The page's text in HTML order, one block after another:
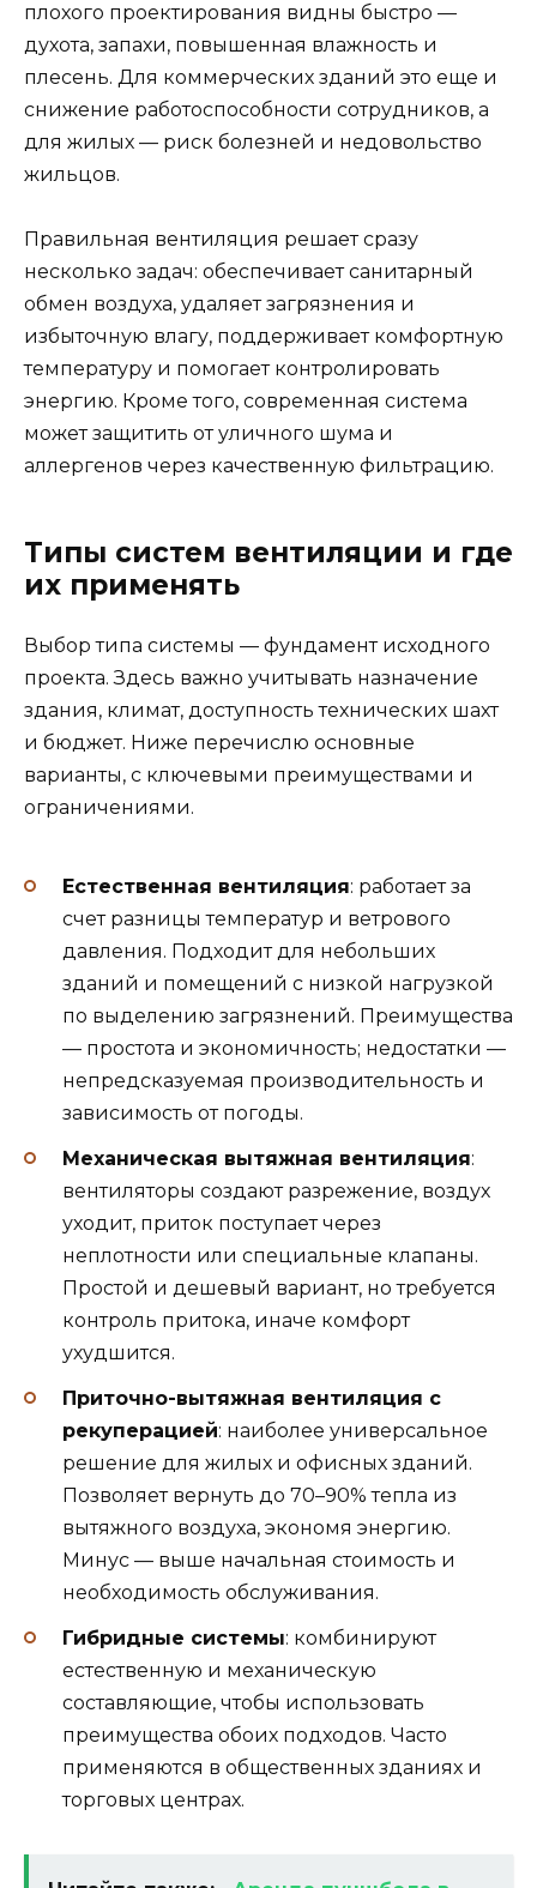
плохого проектирования видны быстро —
духота, запахи, повышенная влажность и
плесень. Для коммерческих зданий это еще и
снижение работоспособности сотрудников, а
для жилых — риск болезней и недовольство
жильцов.
Правильная вентиляция решает сразу
несколько задач: обеспечивает санитарный
обмен воздуха, удаляет загрязнения и
избыточную влагу, поддерживает комфортную
температуру и помогает контролировать
энергию. Кроме того, современная система
может защитить от уличного шума и
аллергенов через качественную фильтрацию.
Типы систем вентиляции и где
их применять
Выбор типа системы — фундамент исходного
проекта. Здесь важно учитывать назначение
здания, климат, доступность технических шахт
и бюджет. Ниже перечислю основные
варианты, с ключевыми преимуществами и
ограничениями.
Естественная вентиляция: работает за
счет разницы температур и ветрового
давления. Подходит для небольших
зданий и помещений с низкой нагрузкой
по выделению загрязнений. Преимущества
— простота и экономичность; недостатки —
непредсказуемая производительность и
зависимость от погоды.
Механическая вытяжная вентиляция:
вентиляторы создают разрежение, воздух
уходит, приток поступает через
неплотности или специальные клапаны.
Простой и дешевый вариант, но требуется
контроль притока, иначе комфорт
ухудшится.
Приточно-вытяжная вентиляция с
рекуперацией: наиболее универсальное
решение для жилых и офисных зданий.
Позволяет вернуть до 70–90% тепла из
вытяжного воздуха, экономя энергию.
Минус — выше начальная стоимость и
необходимость обслуживания.
Гибридные системы: комбинируют
естественную и механическую
составляющие, чтобы использовать
преимущества обоих подходов. Часто
применяются в общественных зданиях и
торговых центрах.